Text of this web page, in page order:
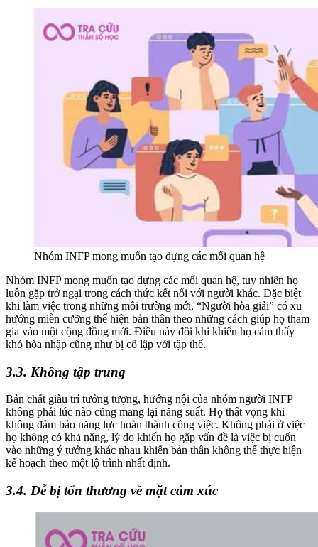
Nhóm INFP mong muốn tạo dựng các mối quan hệ
Nhóm INFP mong muốn tạo dựng các mối quan hệ, tuy nhiên họ
luôn gặp trở ngại trong cách thức kết nối với người khác. Đặc biệt
khi làm việc trong những môi trường mới, “Người hòa giải” có xu
hướng miễn cưỡng thể hiện bản thân theo những cách giúp họ tham
gia vào một cộng đồng mới. Điều này đôi khi khiến họ cảm thấy
khó hòa nhập cũng như bị cô lập với tập thể.
3.3. Không tập trung
Bản chất giàu trí tưởng tượng, hướng nội của nhóm người INFP
không phải lúc nào cũng mang lại năng suất. Họ thất vọng khi
không đảm bảo năng lực hoàn thành công việc. Không phải ở việc
họ không có khả năng, lý do khiến họ gặp vấn đề là việc bị cuốn
vào những ý tưởng khác nhau khiến bản thân không thể thực hiện
kế hoạch theo một lộ trình nhất định.
3.4. Dễ bị tổn thương về mặt cảm xúc